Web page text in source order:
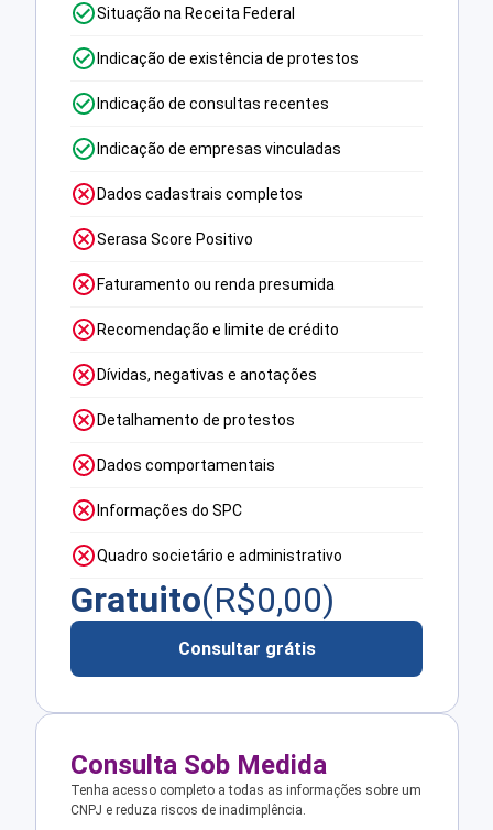
Situação na Receita Federal
Indicação de existência de protestos
Indicação de consultas recentes
Indicação de empresas vinculadas
Dados cadastrais completos
Serasa Score Positivo
Faturamento ou renda presumida
Recomendação e limite de crédito
Dívidas, negativas e anotações
Detalhamento de protestos
Dados comportamentais
Informações do SPC
Quadro societário e administrativo
Gratuito(R$0,00)
Consultar grátis
Consulta Sob Medida
Tenha acesso completo a todas as informações sobre um
CNPJ e reduza riscos de inadimplência.